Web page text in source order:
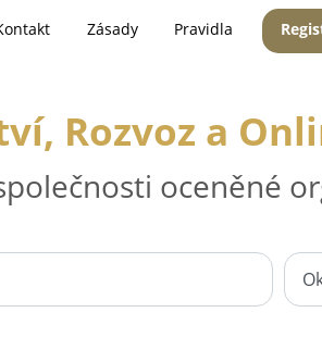
Zásady Pravidla
Rozvoz a
oceněné